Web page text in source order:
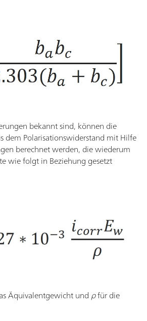
bekannt sind, können die
dem Polarisationswiderstand mit Hilfe
berechnet werden, die wiederum
wie folgt in Beziehung gesetzt
Äquivalentgewicht und ρfür die